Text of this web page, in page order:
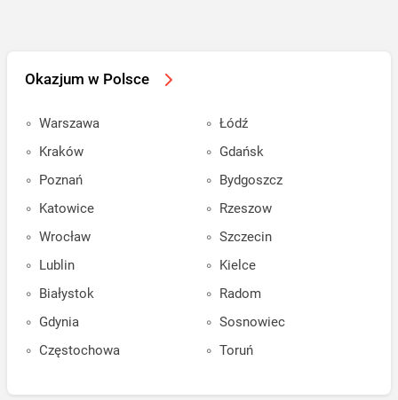
Okazjum w Polsce
Warszawa
Kraków
Poznań
Katowice
Wrocław
Lublin
Białystok
Gdynia
Częstochowa
Łódź
Gdańsk
Bydgoszcz
Rzeszow
Szczecin
Kielce
Radom
Sosnowiec
Toruń